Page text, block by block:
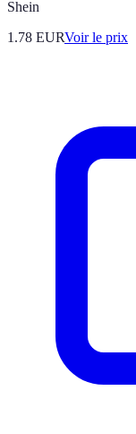
Shein
1.78 EURVoir le prix